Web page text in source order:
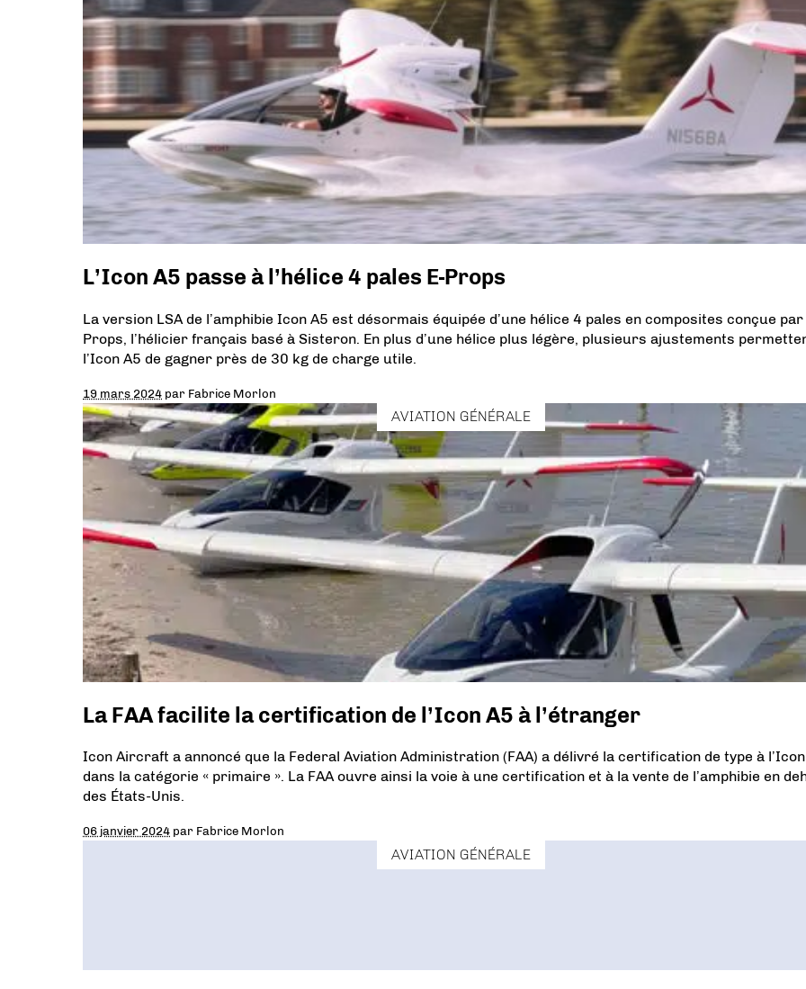
L’Icon A5 passe à l’hélice 4 pales E-Props
La version LSA de l’amphibie Icon A5 est désormais équipée d’une hélice 4 pales en composites conçue par
Props, l’hélicier français basé à Sisteron. En plus d’une hélice plus légère, plusieurs ajustements
l’Icon A5 de gagner près de 30 kg de charge utile.
19 mars 2024 par Fabrice Morlon
AVIATION GÉNÉRALE
La FAA facilite la certification de l’Icon A5 à l’étranger
Icon Aircraft a annoncé que la Federal Aviation Administration (FAA) a délivré la certification de type à
dans la catégorie « primaire ». La FAA ouvre ainsi la voie à une certification et à la vente de l’amphibie en
des États-Unis.
06 janvier 2024 par Fabrice Morlon
AVIATION GÉNÉRALE